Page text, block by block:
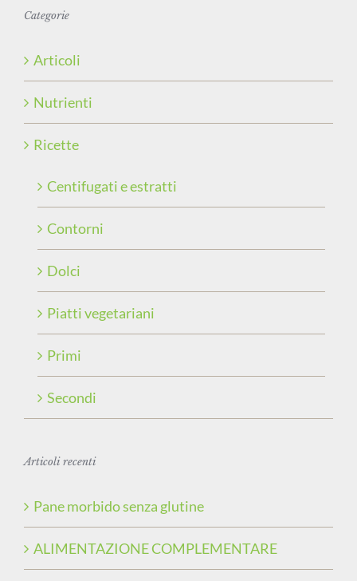
Categorie
Articoli
Nutrienti
Ricette
Centifugati e estratti
Contorni
Dolci
Piatti vegetariani
Primi
Secondi
Articoli recenti
Pane morbido senza glutine
ALIMENTAZIONE COMPLEMENTARE